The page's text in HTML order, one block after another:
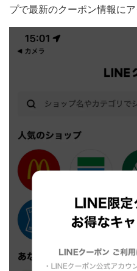
プで最新のクーポン情報にア